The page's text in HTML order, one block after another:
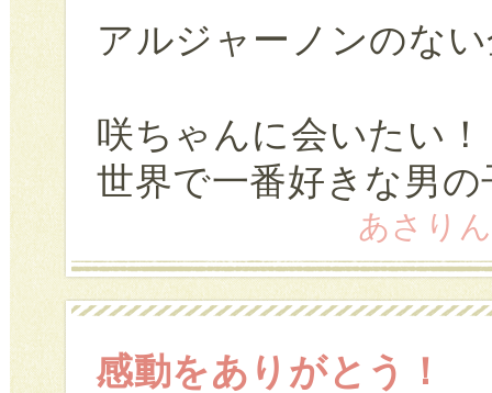
アルジャーノンのな
咲ちゃんに会いたい！
世界で一番好きな男の
あさり
感動をありがとう！